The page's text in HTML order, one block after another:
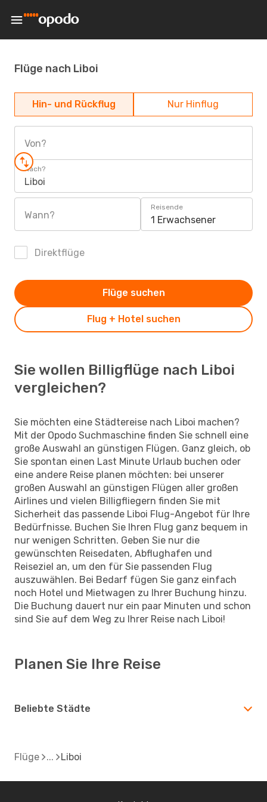
Flüge nach Liboi
Hin- und Rückflug Nur Hinflug
Von?
Nach?
Liboi
Wann?
Reisende
1 Erwachsener
Direktflüge
Flug + Hotel suchen
Flüge suchen
Sie wollen Billigflüge nach Liboi
vergleichen?
Sie möchten eine Städtereise nach Liboi machen?
Mit der Opodo Suchmaschine finden Sie schnell eine
große Auswahl an günstigen Flügen. Ganz gleich, ob
Sie spontan einen Last Minute Urlaub buchen oder
eine andere Reise planen möchten: bei unserer
großen Auswahl an günstigen Flügen aller großen
Airlines und vielen Billigfliegern finden Sie mit
Sicherheit das passende Liboi Flug-Angebot für Ihre
Bedürfnisse. Buchen Sie Ihren Flug ganz bequem in
nur wenigen Schritten. Geben Sie nur die
gewünschten Reisedaten, Abflughafen und
Reiseziel an, um den für Sie passenden Flug
auszuwählen. Bei Bedarf fügen Sie ganz einfach
noch Hotel und Mietwagen zu Ihrer Buchung hinzu.
Die Buchung dauert nur ein paar Minuten und schon
sind Sie auf dem Weg zu Ihrer Reise nach Liboi!
Planen Sie Ihre Reise
Beliebte Städte
Flüge Liboi